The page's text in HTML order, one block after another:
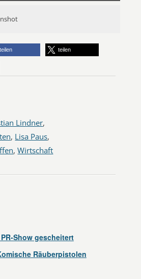
teilen teilen
Lindner,
, Lisa Paus,
,Wirtschaft
PR-Show gescheitert
Räuberpistolen